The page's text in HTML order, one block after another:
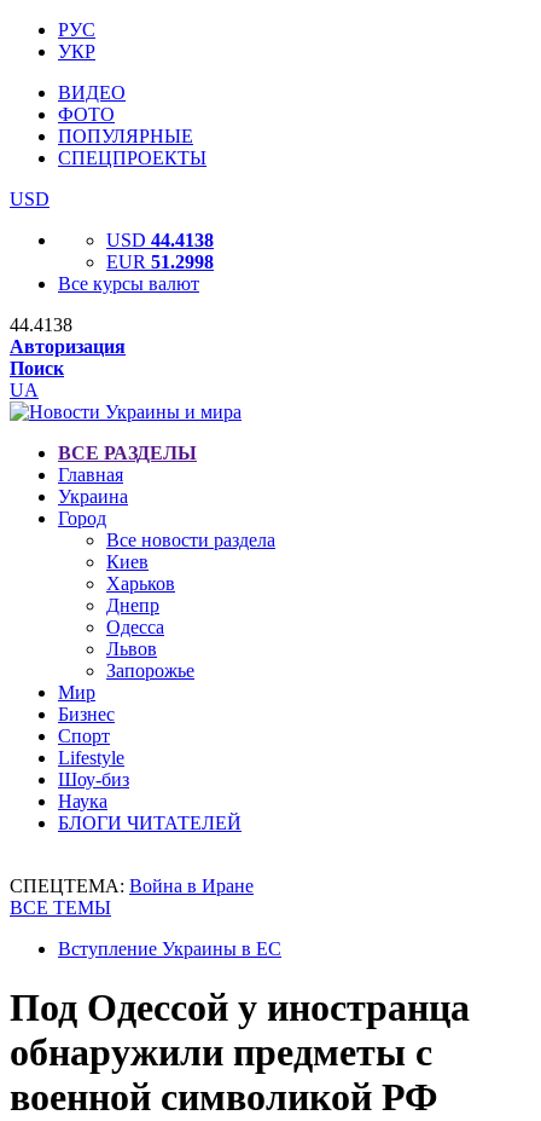
РУС
УКР
ВИДЕО
ФОТО
ПОПУЛЯРНЫЕ
СПЕЦПРОЕКТЫ
USD
USD 44.4138
EUR 51.2998
Все курсы валют
44.4138
Авторизация
Поиск
UA
ВСЕ РАЗДЕЛЫ
Главная
Украина
Город
Все новости раздела
Киев
Харьков
Днепр
Одесса
Львов
Запорожье
Мир
Бизнес
Спорт
Lifestyle
Шоу-биз
Наука
БЛОГИ ЧИТАТЕЛЕЙ
СПЕЦТЕМА: Война в Иране
ВСЕ ТЕМЫ
Вступление Украины в ЕС
Под Одессой у иностранца
обнаружили предметы с
военной символикой РФ